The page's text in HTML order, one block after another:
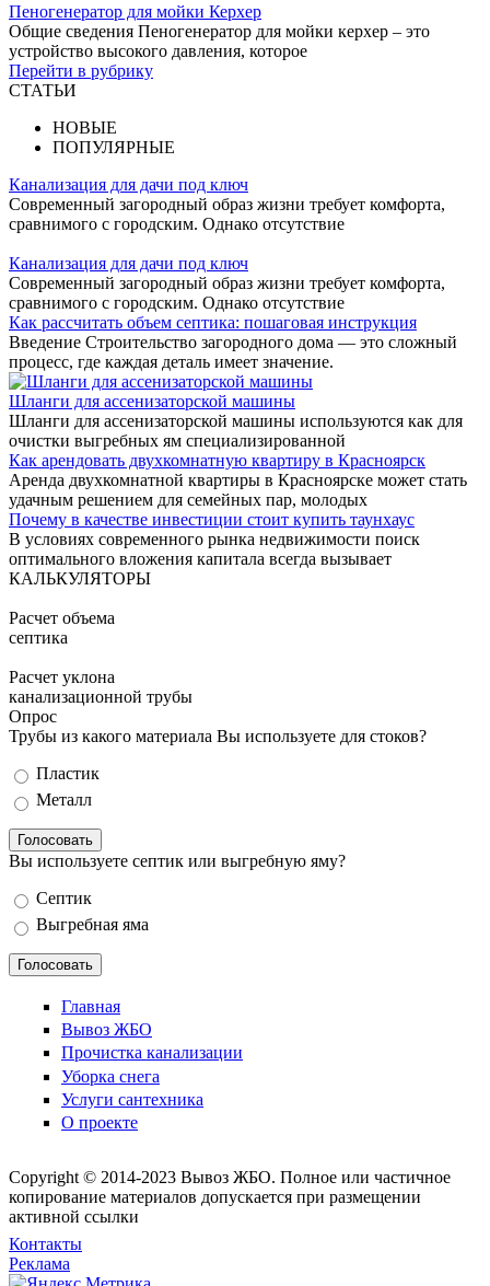
Пеногенератор для мойки Керхер
Общие сведения Пеногенератор для мойки керхер – это
устройство высокого давления, которое
Перейти в рубрику
СТАТЬИ
НОВЫЕ
ПОПУЛЯРНЫЕ
Канализация для дачи под ключ
Современный загородный образ жизни требует комфорта,
сравнимого с городским. Однако отсутствие
Канализация для дачи под ключ
Современный загородный образ жизни требует комфорта,
сравнимого с городским. Однако отсутствие
Как рассчитать объем септика: пошаговая инструкция
Введение Строительство загородного дома — это сложный
процесс, где каждая деталь имеет значение.
Шланги для ассенизаторской машины
Шланги для ассенизаторской машины используются как для
очистки выгребных ям специализированной
Как арендовать двухкомнатную квартиру в Красноярск
Аренда двухкомнатной квартиры в Красноярске может стать
удачным решением для семейных пар, молодых
Почему в качестве инвестиции стоит купить таунхаус
В условиях современного рынка недвижимости поиск
оптимального вложения капитала всегда вызывает
КАЛЬКУЛЯТОРЫ
Расчет объема
септика
Расчет уклона
канализационной трубы
Опрос
Трубы из какого материала Вы используете для стоков?
Варианты
Пластик
Металл
Вы используете септик или выгребную яму?
Варианты
Септик
Выгребная яма
Главная
Вывоз ЖБО
Прочистка канализации
Уборка снега
Услуги сантехника
О проекте
Copyright © 2014-2023 Вывоз ЖБО. Полное или частичное
копирование материалов допускается при размещении
активной ссылки
Контакты
Реклама